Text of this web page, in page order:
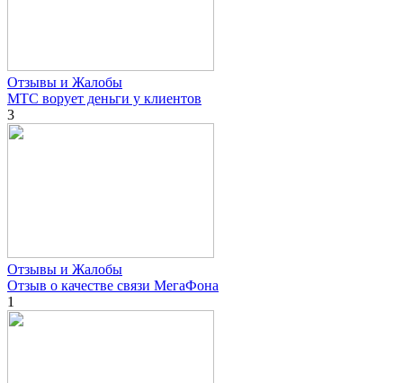
Отзывы и Жалобы
МТС ворует деньги у клиентов
3
Отзывы и Жалобы
Отзыв о качестве связи МегаФона
1